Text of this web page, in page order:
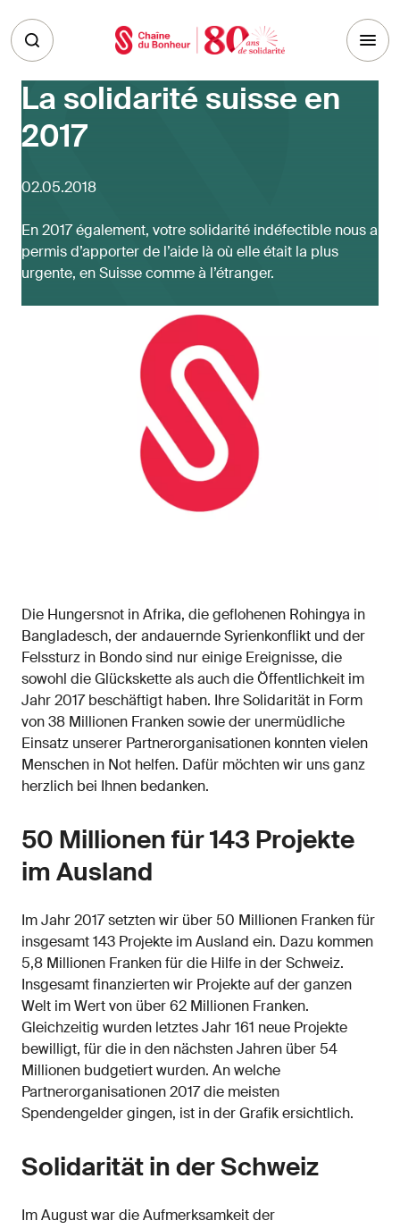
La solidarité suisse en
2017
02.05.2018
En 2017 également, votre solidarité indéfectible nous a
permis d’apporter de l’aide là où elle était la plus
urgente, en Suisse comme à l’étranger.
Die Hungersnot in Afrika, die geflohenen Rohingya in
Bangladesch, der andauernde Syrienkonflikt und der
Felssturz in Bondo sind nur einige Ereignisse, die
sowohl die Glückskette als auch die Öffentlichkeit im
Jahr 2017 beschäftigt haben. Ihre Solidarität in Form
von 38 Millionen Franken sowie der unermüdliche
Einsatz unserer Partnerorganisationen konnten vielen
Menschen in Not helfen. Dafür möchten wir uns ganz
herzlich bei Ihnen bedanken.
50 Millionen für 143 Projekte
im Ausland
Im Jahr 2017 setzten wir über 50 Millionen Franken für
insgesamt 143 Projekte im Ausland ein. Dazu kommen
5,8 Millionen Franken für die Hilfe in der Schweiz.
Insgesamt finanzierten wir Projekte auf der ganzen
Welt im Wert von über 62 Millionen Franken.
Gleichzeitig wurden letztes Jahr 161 neue Projekte
bewilligt, für die in den nächsten Jahren über 54
Millionen budgetiert wurden. An welche
Partnerorganisationen 2017 die meisten
Spendengelder gingen, ist in der Grafik ersichtlich.
Solidarität in der Schweiz
Im August war die Aufmerksamkeit der